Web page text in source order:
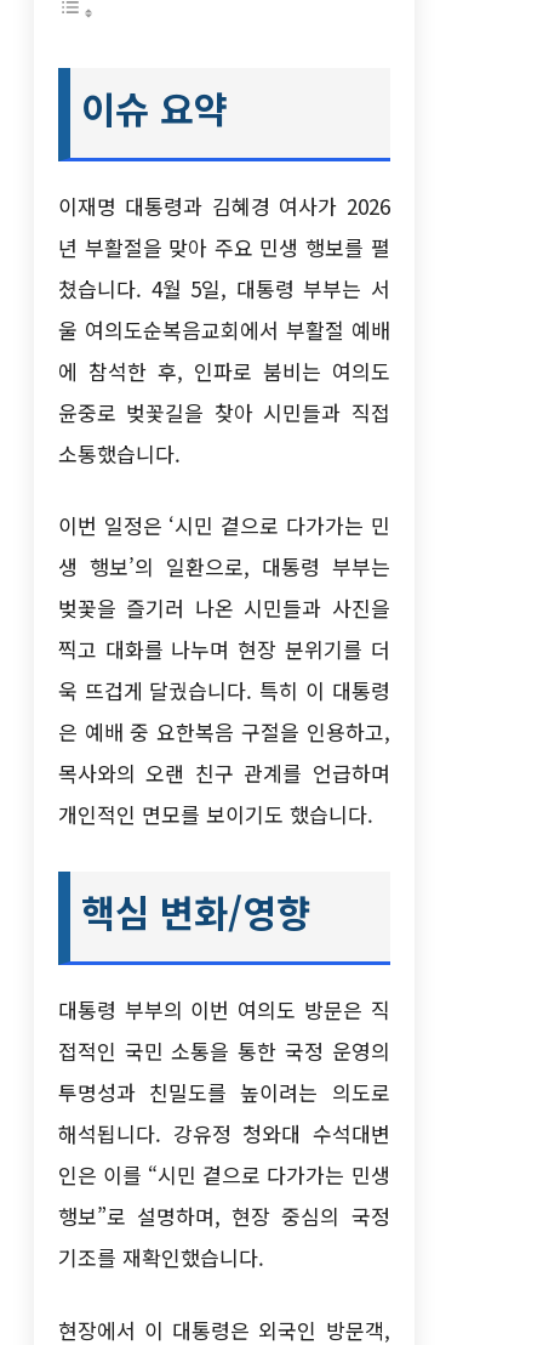
이슈 요약
이재명 대통령과 김혜경 여사가 2026
년 부활절을 맞아 주요 민생 행보를 펼
쳤습니다. 4월 5일, 대통령 부부는 서
울 여의도순복음교회에서 부활절 예배
에 참석한 후, 인파로 붐비는 여의도
윤중로 벚꽃길을 찾아 시민들과 직접
소통했습니다.
이번 일정은 ‘시민 곁으로 다가가는 민
생 행보’의 일환으로, 대통령 부부는
벚꽃을 즐기러 나온 시민들과 사진을
찍고 대화를 나누며 현장 분위기를 더
욱 뜨겁게 달궜습니다. 특히 이 대통령
은 예배 중 요한복음 구절을 인용하고,
목사와의 오랜 친구 관계를 언급하며
개인적인 면모를 보이기도 했습니다.
핵심 변화/영향
대통령 부부의 이번 여의도 방문은 직
접적인 국민 소통을 통한 국정 운영의
투명성과 친밀도를 높이려는 의도로
해석됩니다. 강유정 청와대 수석대변
인은 이를 “시민 곁으로 다가가는 민생
행보”로 설명하며, 현장 중심의 국정
기조를 재확인했습니다.
현장에서 이 대통령은 외국인 방문객,